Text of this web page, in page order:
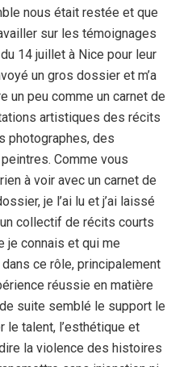
nous était restée et que
sur les témoignages
14 juillet à Nice pour leur
un gros dossier et m’a
un peu comme un carnet de
artistiques des récits
photographes, des
Comme vous
à voir avec un carnet de
je l’ai lu et j’ai laissé
un collectif de récits courts
je connais et qui me
ce rôle, principalement
réussie en matière
suite semblé le support le
le talent, l’esthétique et
la violence des histoires